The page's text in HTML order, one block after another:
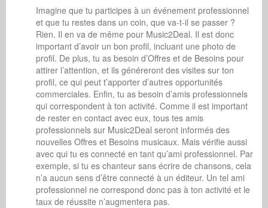
Imagine que tu participes à un événement professionnel
et que tu restes dans un coin, que va-t-il se passer ?
Rien. Il en va de même pour Music2Deal. Il est donc
important d’avoir un bon profil, incluant une photo de
profil. De plus, tu as besoin d’Offres et de Besoins pour
attirer l’attention, et ils généreront des visites sur ton
profil, ce qui peut t’apporter d’autres opportunités
commerciales. Enfin, tu as besoin d’amis professionnels
qui correspondent à ton activité. Comme il est important
de rester en contact avec eux, tous tes amis
professionnels sur Music2Deal seront informés des
nouvelles Offres et Besoins musicaux. Mais vérifie aussi
avec qui tu es connecté en tant qu’ami professionnel. Par
exemple, si tu es chanteur sans écrire de chansons, cela
n’a aucun sens d’être connecté à un éditeur. Un tel ami
professionnel ne correspond donc pas à ton activité et le
taux de réussite n’augmentera pas.